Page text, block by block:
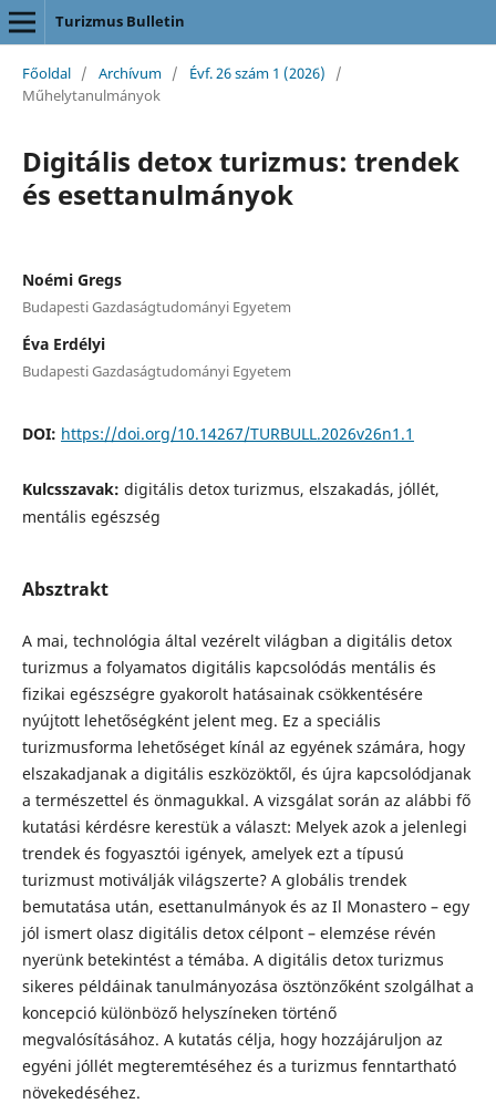
Turizmus Bulletin
Főoldal / Archívum / Évf. 26 szám 1 (2026)
/
Műhelytanulmányok
Digitális detox turizmus: trendek
és esettanulmányok
Noémi Gregs
Budapesti Gazdaságtudományi Egyetem
Éva Erdélyi
Budapesti Gazdaságtudományi Egyetem
DOI: https://doi.org/10.14267/TURBULL.2026v26n1.1
Kulcsszavak: digitális detox turizmus, elszakadás, jóllét,
mentális egészség
Absztrakt
A mai, technológia által vezérelt világban a digitális detox
turizmus a folyamatos digitális kapcsolódás mentális és
fizikai egészségre gyakorolt hatásainak csökkentésére
nyújtott lehetőségként jelent meg. Ez a speciális
turizmusforma lehetőséget kínál az egyének számára, hogy
elszakadjanak a digitális eszközöktől, és újra kapcsolódjanak
a természettel és önmagukkal. A vizsgálat során az alábbi fő
kutatási kérdésre kerestük a választ: Melyek azok a jelenlegi
trendek és fogyasztói igények, amelyek ezt a típusú
turizmust motiválják világszerte? A globális trendek
bemutatása után, esettanulmányok és az Il Monastero – egy
jól ismert olasz digitális detox célpont – elemzése révén
nyerünk betekintést a témába. A digitális detox turizmus
sikeres példáinak tanulmányozása ösztönzőként szolgálhat a
koncepció különböző helyszíneken történő
megvalósításához. A kutatás célja, hogy hozzájáruljon az
egyéni jóllét megteremtéséhez és a turizmus fenntartható
növekedéséhez.